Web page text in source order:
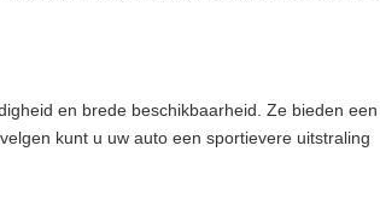
en brede beschikbaarheid. Ze bieden een
kunt u uw auto een sportievere uitstraling